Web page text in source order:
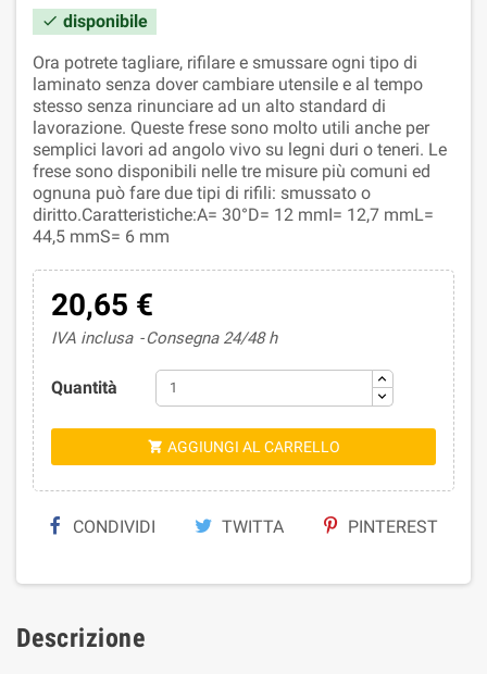
 disponibile
Ora potrete tagliare, rifilare e smussare ogni tipo di
laminato senza dover cambiare utensile e al tempo
stesso senza rinunciare ad un alto standard di
lavorazione. Queste frese sono molto utili anche per
semplici lavori ad angolo vivo su legni duri o teneri. Le
frese sono disponibili nelle tre misure più comuni ed
ognuna può fare due tipi di rifili: smussato o
diritto.Caratteristiche:A= 30°D= 12 mmI= 12,7 mmL=
44,5 mmS= 6 mm
20,65 €
IVA inclusa Consegna 24/48 h
Quantità
 AGGIUNGI AL CARRELLO
CONDIVIDI TWITTA PINTEREST
Descrizione